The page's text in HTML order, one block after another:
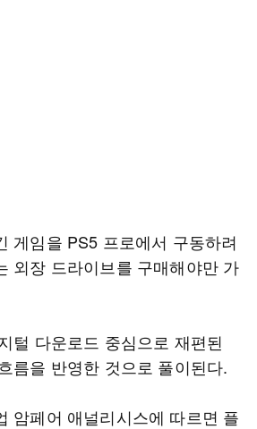
게임을 PS5 프로에서 구동하려
외장 드라이브를 구매해야만 가
털 다운로드 중심으로 재편된
름을 반영한 것으로 풀이된다.
암페어 애널리시스에 따르면 플